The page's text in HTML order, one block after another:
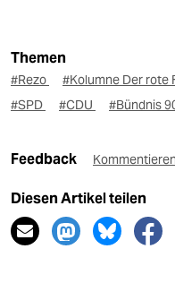
Themen
#Rezo #Kolumne Der rote
#SPD
#CDU #Bündnis
Feedback Kommentieren
Diesen Artikel teilen